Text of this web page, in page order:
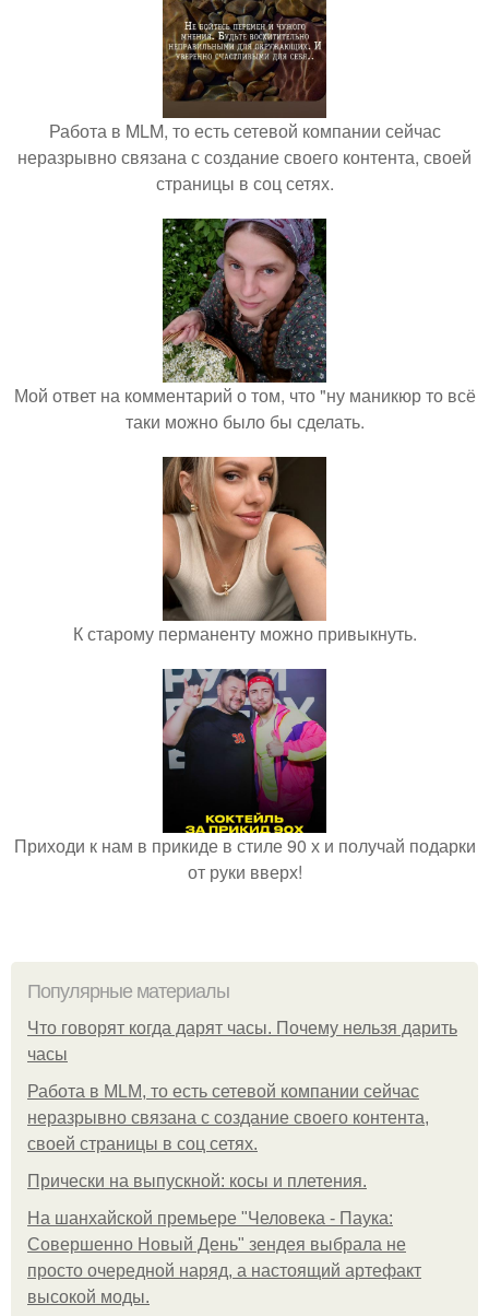
Работа в MLM, то есть сетевой компании сейчас
неразрывно связана с создание своего контента, своей
страницы в соц сетях.
Мой ответ на комментарий о том, что "ну маникюр то всё
таки можно было бы сделать.
К старому перманенту можно привыкнуть.
Приходи к нам в прикиде в стиле 90 х и получай подарки
от руки вверх!
Популярные материалы
Что говорят когда дарят часы. Почему нельзя дарить
часы
Работа в MLM, то есть сетевой компании сейчас
неразрывно связана с создание своего контента,
своей страницы в соц сетях.
Прически на выпускной: косы и плетения.
На шанхайской премьере "Человека - Паука:
Совершенно Новый День" зендея выбрала не
просто очередной наряд, а настоящий артефакт
высокой моды.